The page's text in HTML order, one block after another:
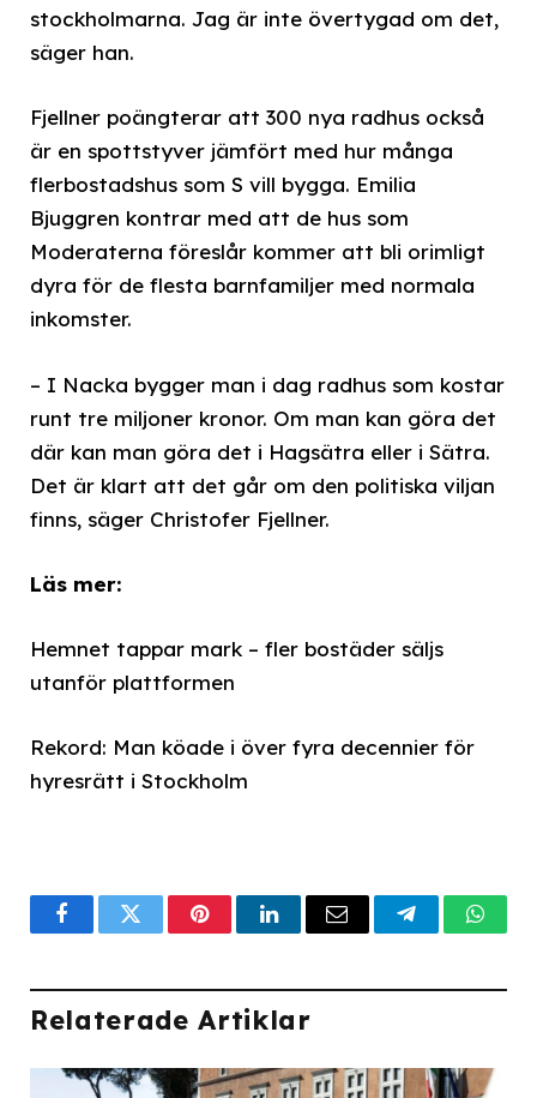
stockholmarna. Jag är inte övertygad om det,
säger han.
Fjellner poängterar att 300 nya radhus också
är en spottstyver jämfört med hur många
flerbostadshus som S vill bygga. Emilia
Bjuggren kontrar med att de hus som
Moderaterna föreslår kommer att bli orimligt
dyra för de flesta barnfamiljer med normala
inkomster.
– I Nacka bygger man i dag radhus som kostar
runt tre miljoner kronor. Om man kan göra det
där kan man göra det i Hagsätra eller i Sätra.
Det är klart att det går om den politiska viljan
finns, säger Christofer Fjellner.
Läs mer:
Hemnet tappar mark – fler bostäder säljs
utanför plattformen
Rekord: Man köade i över fyra decennier för
hyresrätt i Stockholm
FacebookTwitterPinterestLinkedInEmail Telegram
Relaterade Artiklar